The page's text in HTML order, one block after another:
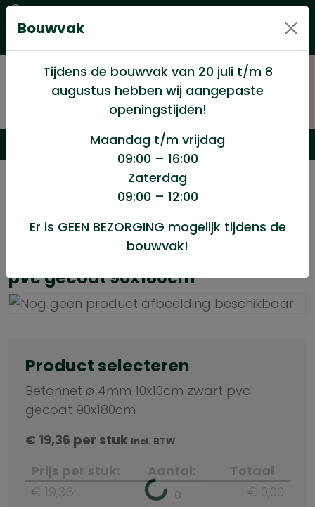
Levering in heel Nederland
Goede kwaliteitsproducten met een eerlijke prijs
/Betonnetten /staal
Betonnet ø 4mm 10x10cm zwart pvc gecoat 90x180cm
Betonnet ø 4mm 10x10cm zwart
pvc gecoat 90x180cm
Product selecteren
Betonnet ø 4mm 10x10cm zwart pvc
gecoat 90x180cm
€ 19,36 per stuk Incl. BTW
Prijs per stuk: Aantal:
Totaal
€ 19,36
€ 0,00
Bouwvak
Tijdens de bouwvak van 20 juli t/m 8
augustus hebben wij aangepaste
openingstijden!
Maandag t/m vrijdag
09:00 – 16:00
Zaterdag
09:00 – 12:00
Er is GEEN BEZORGING mogelijk tijdens de
bouwvak!